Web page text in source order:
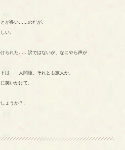
とが多い……のだが。
い。
けられた……訳ではないが、なにやら声が
は……人間種、それとも旅人か。
笑いかけて。
ょうか？」